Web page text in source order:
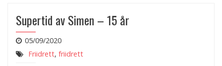
Supertid av Simen – 15 år
05/09/2020
Friidrett, friidrett